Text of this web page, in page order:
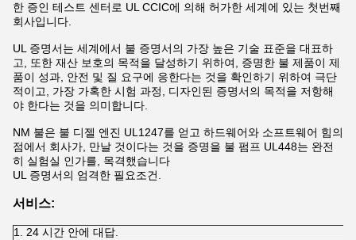
한 증인 테스트 센터로 UL CCIC에 의해 허가한 세계에 있는 첫번째
회사입니다.
UL 증명서는 세계에서 불 증명서의 가장 높은 기술 표준을 대표하
고, 또한 재산 보호의 목적을 달성하기 위하여, 증명한 불 제품이 제
품이 성과, 안전 및 질 요구에 응한다는 것을 확인하기 위하여 극단
적이고, 가장 가혹한 시험 과정, 디자인된 증명서의 목적을 저항해
야 한다는 것을 의미합니다.
NM 불은 불 디젤 엔진 UL1247를 얻고 하드웨어와 소프트웨어 힘의
점에서 회사가, 만날 것이다는 것을 증명을 불 펌프 UL448는 완전
히 실험실 인가를, 목격했습니다
UL 증명서의 엄격한 필요조건.
서비스:
1. 24 시간 안에 대답.